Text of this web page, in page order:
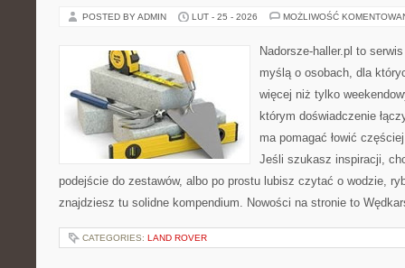
POSTED BY ADMIN LUT - 25 - 2026 MOŻLIWOŚĆ
Nadorsze-haller.pl to
myślą o osobach, dla
więcej niż tylko
którym doświadczenie
ma pomagać łowić
Jeśli szukasz inspiracji,
podejście do zestawów, albo po prostu lubisz czytać o wodzie,
znajdziesz tu solidne kompendium. Nowości na stronie to
CATEGORIES: LAND ROVER